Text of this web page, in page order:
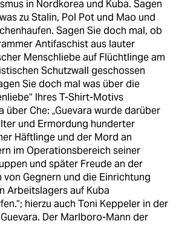
in Nordkorea und Kuba. Sagen
zu Stalin, Pol Pot und Mao und
Sagen Sie doch mal, ob
Antifaschist aus lauter
Menschliebe auf Flüchtlinge am
Schutzwall geschossen
Sie doch mal was über die
Ihres T-Shirt-Motivs
über Che: „Guevara wurde darüber
und Ermordung hunderter
Häftlinge und der Mord an
im Operationsbereich seiner
und später Freude an der
von Gegnern und die Einrichtung
Arbeitslagers auf Kuba
hierzu auch Toni Keppeler in der
Guevara. Der Marlboro-Mann der